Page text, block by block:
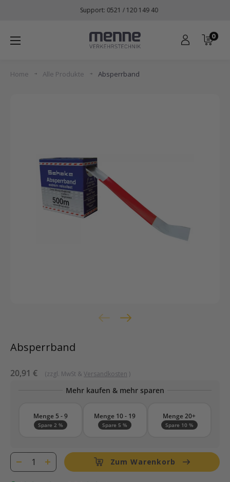
Inhalt
Support: 0521 / 120 149 40
Menne
0
Home Alle Produkte Absperrband
Absperrband
Sonderpreis
20,91 € (zzgl. MwSt & Versandkosten )
Mehr kaufen & mehr sparen
Menge 5 - 9
Spare 2 %
Menge 10 - 19
Spare 5 %
Menge 20+
Spare 10 %
Zum Warenkorb